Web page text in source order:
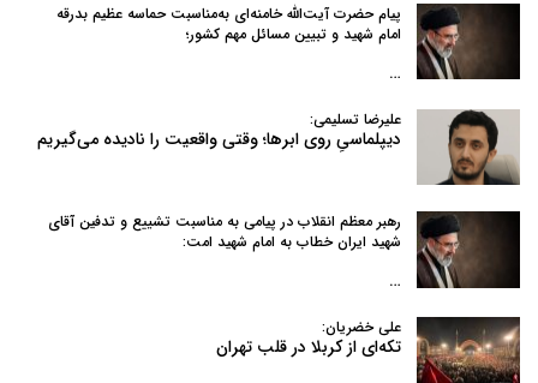
پیام حضرت آیت‌الله خامنه‌ای به‌مناسبت حماسه عظیم بدرقه
امام شهید و تبیین مسائل مهم کشور؛
…
علیرضا تسلیمی:
دیپلماسیِ روی ابرها؛ وقتی واقعیت را نادیده می‌گیریم
رهبر معظم انقلاب در پیامی به‌ مناسبت تشییع و تدفین آقای
شهید ایران خطاب به امام شهید امت:
…
علی خضریان:
تکه‌ای از کربلا در قلب تهران